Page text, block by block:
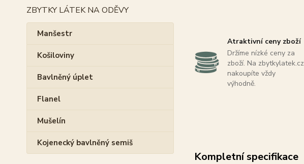
ZBYTKY LÁTEK NA ODĚVY
Manšestr
Košiloviny
Bavlněný úplet
Flanel
Mušelín
Kojenecký bavlněný semiš
Atraktivní ceny zboží
Držíme nízké ceny za
zboží. Na zbytkylatek.cz
nakoupíte vždy
výhodně.
Kompletní specifikace